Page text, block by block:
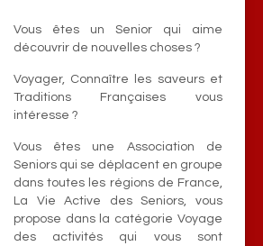
Vous êtes un Senior qui aime
découvrir de nouvelles choses ?
Voyager, Connaître les saveurs et
Traditions Françaises vous
intéresse ?
Vous êtes une Association de
Seniors qui se déplacent en groupe
dans toutes les régions de France,
La Vie Active des Seniors, vous
propose dans la catégorie Voyage
des activités qui vous sont